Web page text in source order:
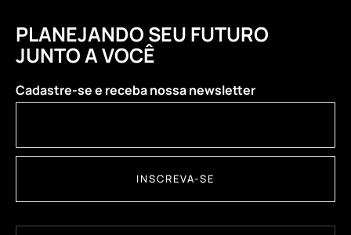
PLANEJANDO SEU FUTURO
JUNTO A VOCÊ
Cadastre-se e receba nossa newsletter
INSCREVA-SE